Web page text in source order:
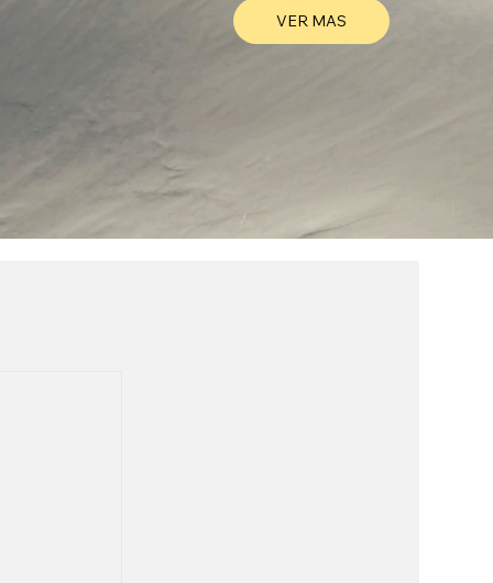
VER MAS